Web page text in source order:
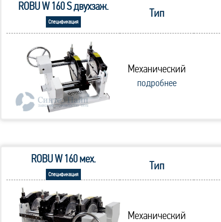
ROBU W 160 S двухзаж.
Спецификация
Тип
Механический
подробнее
ROBU W 160 мех.
Спецификация
Тип
Механический